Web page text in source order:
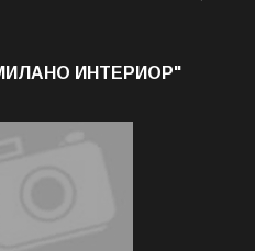
ИНТЕРИОР"